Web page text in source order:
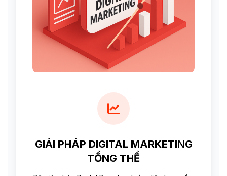
GIẢI PHÁP DIGITAL MARKETING
TỔNG THỂ